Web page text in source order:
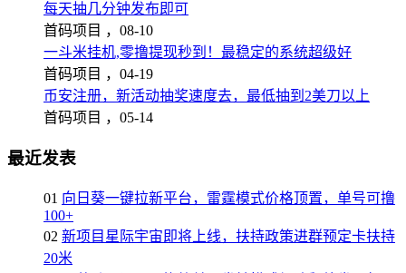
每天抽几分钟发布即可
首码项目 ， 08-10
一斗米挂机,零撸提现秒到！最稳定的系统超级好
首码项目 ， 04-19
币安注册，新活动抽奖速度去，最低抽到2美刀以上
首码项目 ， 05-14
最近发表
01 向日葵一键拉新平台，雷霆模式价格顶置，单号可撸
100+
02 新项目星际宇宙即将上线，扶持政策进群预定卡扶持
20米